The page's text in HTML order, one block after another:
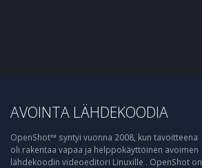
AVOINTA LÄHDEKOODIA
OpenShot™ syntyi vuonna 2008, kun tavoitteena
oli rakentaa vapaa ja helppokäyttöinen avoimen
lähdekoodin videoeditori Linuxille . OpenShot on